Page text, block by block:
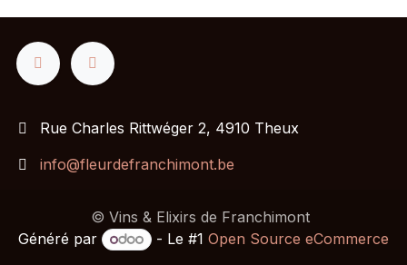
Rue Charles Rittwéger 2, 4910 Theux
info@fleurdefranchimont.be
© Vins & Elixirs de Franchimont
Généré par
- Le #1 Open Source eCommerce